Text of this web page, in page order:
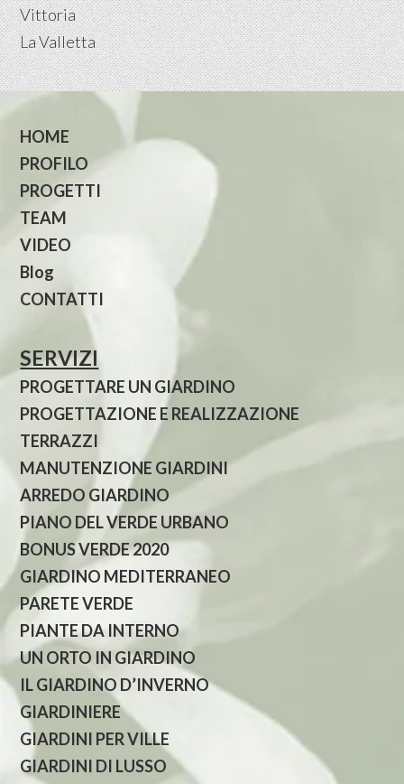
Vittoria
La Valletta
HOME
PROFILO
PROGETTI
TEAM
VIDEO
Blog
CONTATTI
SERVIZI
PROGETTARE UN GIARDINO
PROGETTAZIONE E REALIZZAZIONE
TERRAZZI
MANUTENZIONE GIARDINI
ARREDO GIARDINO
PIANO DEL VERDE URBANO
BONUS VERDE 2020
GIARDINO MEDITERRANEO
PARETE VERDE
PIANTE DA INTERNO
UN ORTO IN GIARDINO
IL GIARDINO D’INVERNO
GIARDINIERE
GIARDINI PER VILLE
GIARDINI DI LUSSO